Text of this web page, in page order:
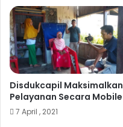
Disdukcapil Maksimalkan
Pelayanan Secara Mobile
7 April , 2021